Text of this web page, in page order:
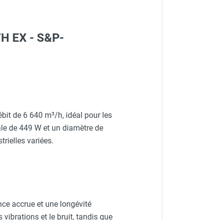
EX - S&P-
de 6 640 m³/h, idéal pour les
de 449 W et un diamètre de
variées.
accrue et une longévité
vibrations et le bruit, tandis que